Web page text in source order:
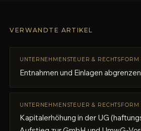
VERWANDTE ARTIKEL
UNTERNEHMENSTEUER & RECHTSFORM
Entnahmen und Einlagen
UNTERNEHMENSTEUER & RECHTSFORM
Kapitalerhöhung in der UG